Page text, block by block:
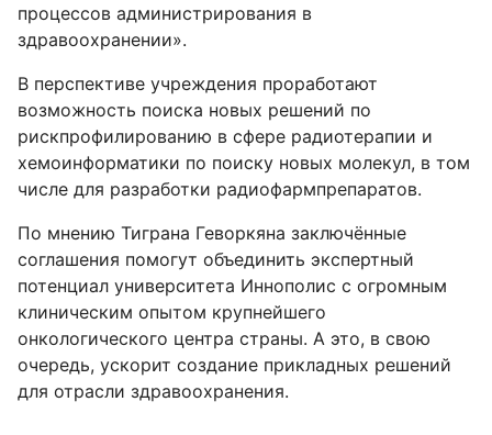
процессов администрирования в
здравоохранении».
В перспективе учреждения проработают
возможность поиска новых решений по
рискпрофилированию в сфере радиотерапии и
хемоинформатики по поиску новых молекул, в том
числе для разработки радиофармпрепаратов.
По мнению Тиграна Геворкяна заключённые
соглашения помогут объединить экспертный
потенциал университета Иннополис с огромным
клиническим опытом крупнейшего
онкологического центра страны. А это, в свою
очередь, ускорит создание прикладных решений
для отрасли здравоохранения.